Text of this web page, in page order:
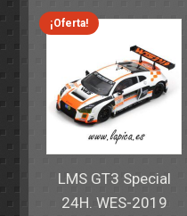
69,55€.59,95€.
¡Oferta!
LMS GT3 Special
24H. WES-2019